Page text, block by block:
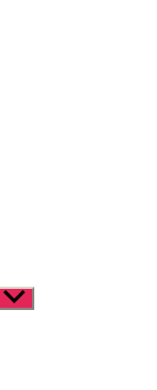
Visa
undermeny